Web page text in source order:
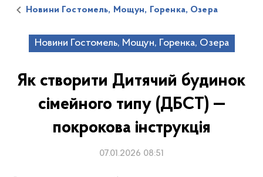
Новини Гостомель, Мощун, Горенка, Озера
Новини Гостомель, Мощун, Горенка, Озера
Як створити Дитячий будинок
сімейного типу (ДБСТ) —
покрокова інструкція
07.01.2026 08:51